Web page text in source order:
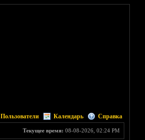
Пользователи Календарь Справка
Текущее время: 08-08-2026, 02:24 PM